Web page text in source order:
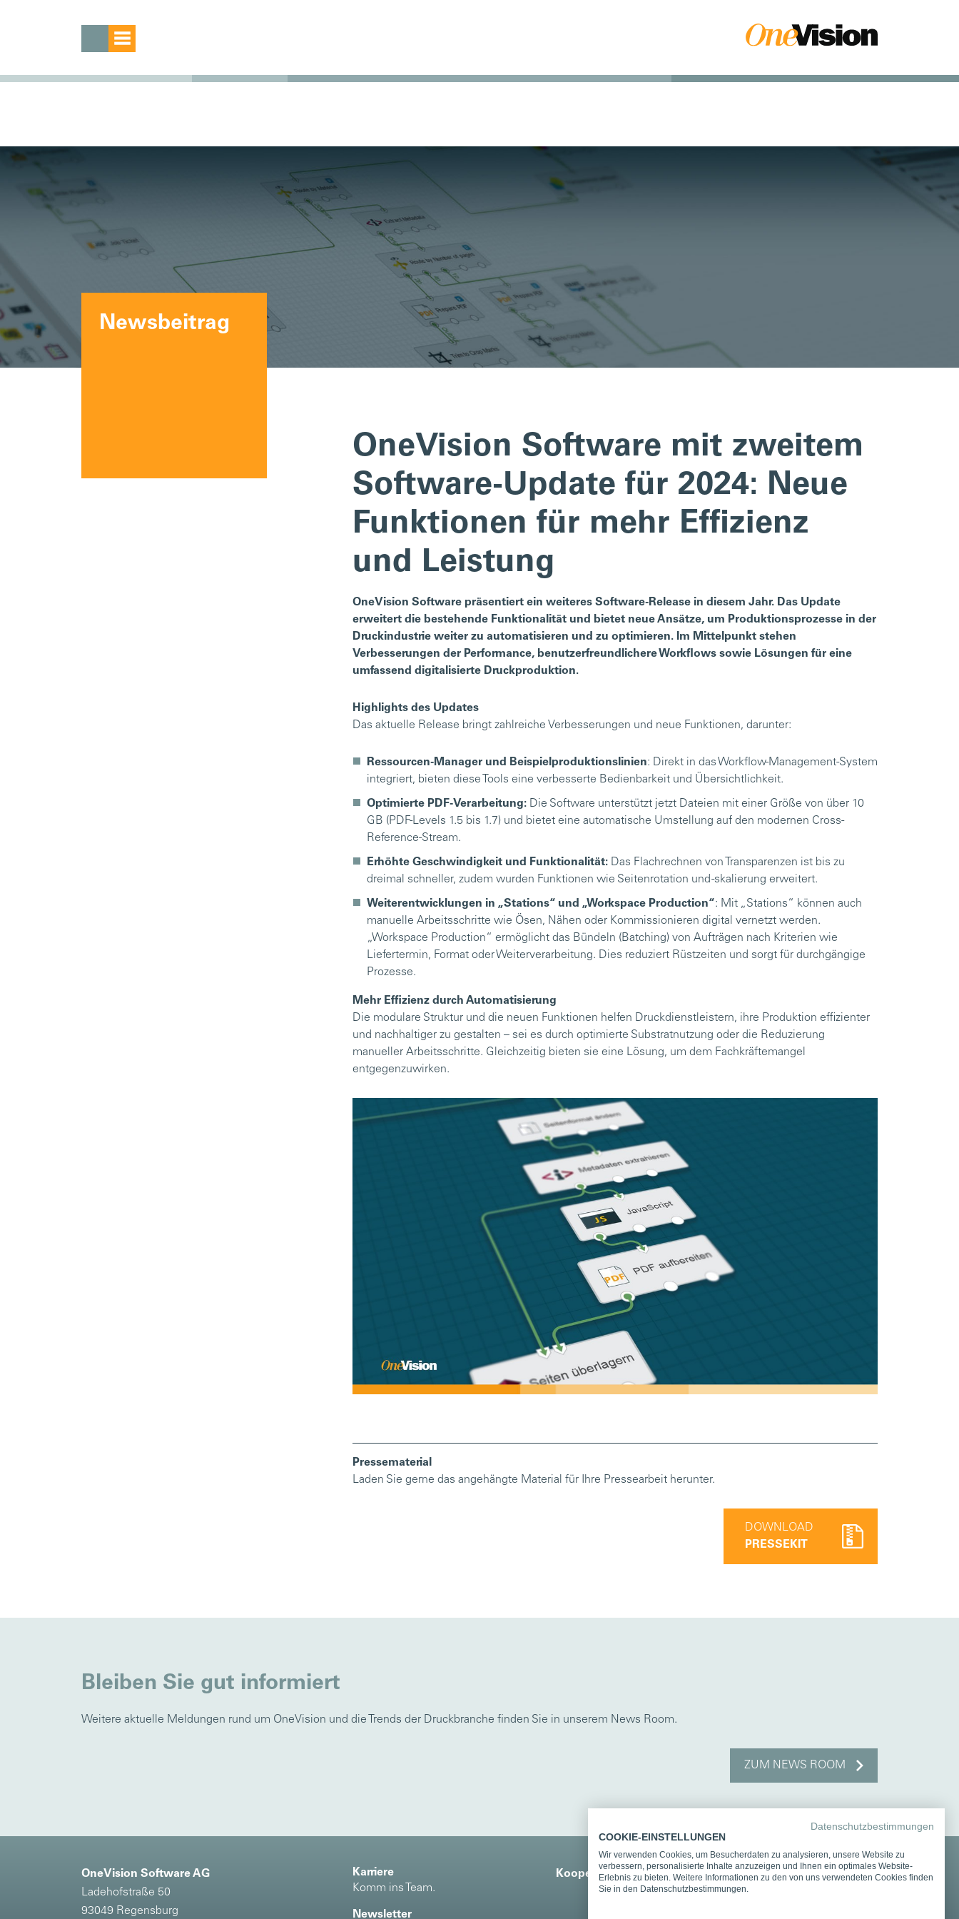
Newsbeitrag
OneVision Software mit zweitem
Software-Update für 2024: Neue
Funktionen für mehr Effizienz
und Leistung
OneVision Software präsentiert ein weiteres Software-Release in diesem Jahr. Das Update
erweitert die bestehende Funktionalität und bietet neue Ansätze, um Produktionsprozesse in der
Druckindustrie weiter zu automatisieren und zu optimieren. Im Mittelpunkt stehen
Verbesserungen der Performance, benutzerfreundlichere Workflows sowie Lösungen für eine
umfassend digitalisierte Druckproduktion.
Highlights des Updates
Das aktuelle Release bringt zahlreiche Verbesserungen und neue Funktionen, darunter:
Ressourcen-Manager und Beispielproduktionslinien: Direkt in das Workflow-Management-System
integriert, bieten diese Tools eine verbesserte Bedienbarkeit und Übersichtlichkeit.
Optimierte PDF-Verarbeitung: Die Software unterstützt jetzt Dateien mit einer Größe von über 10
GB (PDF-Levels 1.5 bis 1.7) und bietet eine automatische Umstellung auf den modernen Cross-
Reference-Stream.
Erhöhte Geschwindigkeit und Funktionalität: Das Flachrechnen von Transparenzen ist bis zu
dreimal schneller, zudem wurden Funktionen wie Seitenrotation und -skalierung erweitert.
Weiterentwicklungen in „Stations“ und „Workspace Production“: Mit „Stations“ können auch
manuelle Arbeitsschritte wie Ösen, Nähen oder Kommissionieren digital vernetzt werden.
„Workspace Production“ ermöglicht das Bündeln (Batching) von Aufträgen nach Kriterien wie
Liefertermin, Format oder Weiterverarbeitung. Dies reduziert Rüstzeiten und sorgt für durchgängige
Prozesse.
Mehr Effizienz durch Automatisierung
Die modulare Struktur und die neuen Funktionen helfen Druckdienstleistern, ihre Produktion effizienter
und nachhaltiger zu gestalten – sei es durch optimierte Substratnutzung oder die Reduzierung
manueller Arbeitsschritte. Gleichzeitig bieten sie eine Lösung, um dem Fachkräftemangel
entgegenzuwirken.
Pressematerial
Laden Sie gerne das angehängte Material für Ihre Pressearbeit herunter.
DOWNLOAD
PRESSEKIT
Bleiben Sie gut informiert
Weitere aktuelle Meldungen rund um OneVision und die Trends der Druckbranche finden Sie in unserem News Room.
ZUM NEWS ROOM
OneVision Software AG
Ladehofstraße 50
93049 Regensburg
Karriere
Komm ins Team.
Newsletter
Kooperations- und Integrationspartner
Datenschutzbestimmungen
COOKIE-EINSTELLUNGEN
Wir verwenden Cookies, um Besucherdaten zu analysieren, unsere Website zu
verbessern, personalisierte Inhalte anzuzeigen und Ihnen ein optimales Website-
Erlebnis zu bieten. Weitere Informationen zu den von uns verwendeten Cookies finden
Sie in den Datenschutzbestimmungen.